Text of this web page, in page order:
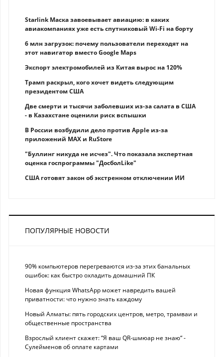
Starlink Маска завоевывает авиацию: в каких
авиакомпаниях уже есть спутниковый Wi-Fi на борту
6 млн загрузок: почему пользователи переходят на
этот навигатор вместо Google Maps
Экспорт электромобилей из Китая вырос на 120%
Трамп раскрыл, кого хочет видеть следующим
президентом США
Две смерти и тысячи заболевших из-за салата в США
- в Казахстане оценили риск вспышки
В России возбудили дело против Apple из-за
приложений MAX и RuStore
"Буллинг никуда не исчез". Что показала экспертная
оценка госпрограммы "ДосболLike"
США готовят закон об экстренном отключении ИИ
ПОПУЛЯРНЫЕ НОВОСТИ
90% компьютеров перегреваются из-за этих банальных
ошибок: как быстро охладить домашний ПК
Новая функция WhatsApp может навредить вашей
приватности: что нужно знать каждому
Новый Алматы: пять городских центров, метро, трамваи и
общественные пространства
Взрослый клиент скажет: “Я ваш QR-шмюар не знаю“ -
Сулейменов об оплате картами